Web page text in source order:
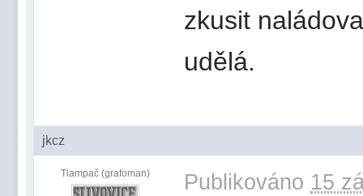
zkusit
udělá.
jkcz
Tlampač (grafoman) Publikováno 15